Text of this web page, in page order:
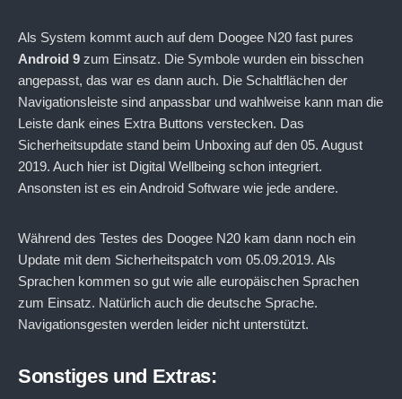
Als System kommt auch auf dem Doogee N20 fast pures
Android 9 zum Einsatz. Die Symbole wurden ein bisschen
angepasst, das war es dann auch. Die Schaltflächen der
Navigationsleiste sind anpassbar und wahlweise kann man die
Leiste dank eines Extra Buttons verstecken. Das
Sicherheitsupdate stand beim Unboxing auf den 05. August
2019. Auch hier ist Digital Wellbeing schon integriert.
Ansonsten ist es ein Android Software wie jede andere.
Während des Testes des Doogee N20 kam dann noch ein
Update mit dem Sicherheitspatch vom 05.09.2019. Als
Sprachen kommen so gut wie alle europäischen Sprachen
zum Einsatz. Natürlich auch die deutsche Sprache.
Navigationsgesten werden leider nicht unterstützt.
Sonstiges und Extras: